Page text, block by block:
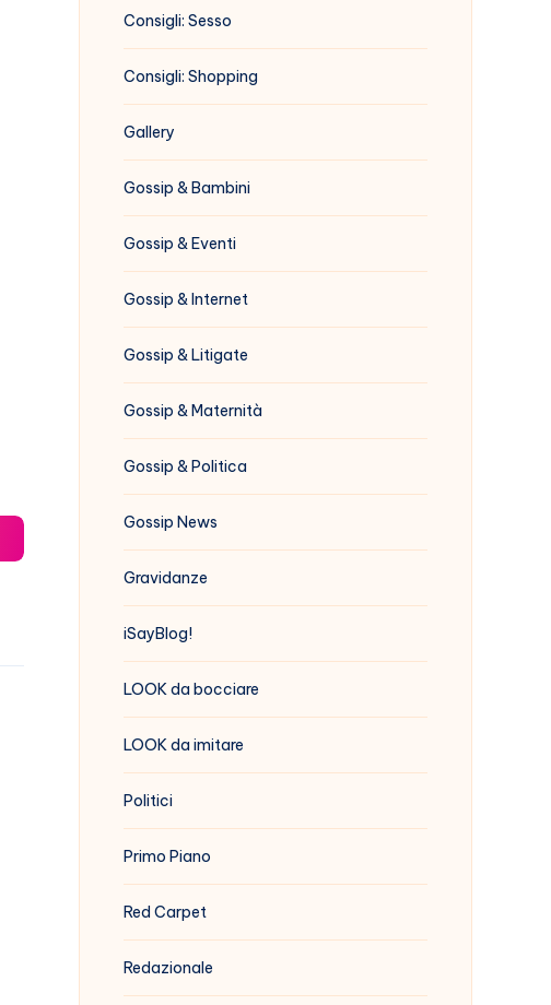
Consigli: Sesso
Consigli: Shopping
Gallery
Gossip & Bambini
Gossip & Eventi
Gossip & Internet
Gossip & Litigate
Gossip & Maternità
Gossip & Politica
Gossip News
Gravidanze
iSayBlog!
LOOK da bocciare
LOOK da imitare
Politici
Primo Piano
Red Carpet
Redazionale